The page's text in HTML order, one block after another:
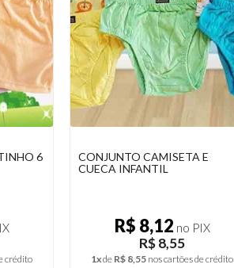
6
crédito
CONJUNTO CAMISETA E
CUECA INFANTIL
R$ 8,12 no PIX
R$ 8,55
1xde R$ 8,55 nos cartões de crédito